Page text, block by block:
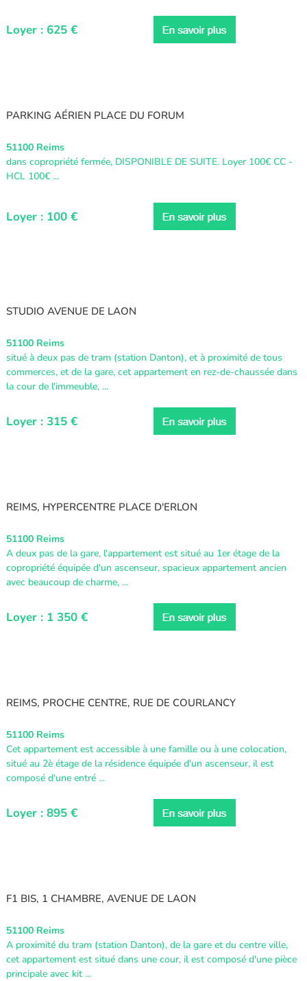
Loyer : 625 €
PARKING AÉRIEN PLACE DU FORUM
51100 Reims
dans copropriété fermée, DISPONIBLE DE SUITE. Loyer 100€ CC -
HCL 100€ ...
Loyer : 100 €
STUDIO AVENUE DE LAON
51100 Reims
situé à deux pas de tram (station Danton), et à proximité de tous
commerces, et de la gare, cet appartement en rez-de-chaussée dans
la cour de l'immeuble, ...
Loyer : 315 €
REIMS, HYPERCENTRE PLACE D'ERLON
51100 Reims
A deux pas de la gare, l'appartement est situé au 1er étage de la
copropriété équipée d'un ascenseur, spacieux appartement ancien
avec beaucoup de charme, ...
Loyer : 1 350 €
REIMS, PROCHE CENTRE, RUE DE COURLANCY
51100 Reims
Cet appartement est accessible à une famille ou à une colocation,
situé au 2è étage de la résidence équipée d'un ascenseur, il est
composé d'une entré ...
Loyer : 895 €
F1 BIS, 1 CHAMBRE, AVENUE DE LAON
51100 Reims
A proximité du tram (station Danton), de la gare et du centre ville,
cet appartement est situé dans une cour, il est composé d'une pièce
principale avec kit ...